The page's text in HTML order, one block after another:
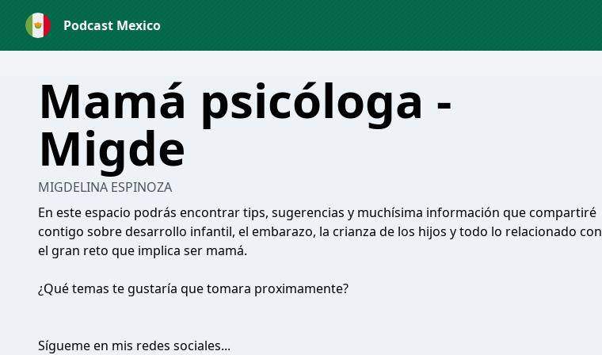
Podcast Mexico
Mamá psicóloga -
Migde
MIGDELINA ESPINOZA
En este espacio podrás encontrar tips, sugerencias y muchísima información que compartiré
contigo sobre desarrollo infantil, el embarazo, la crianza de los hijos y todo lo relacionado con
el gran reto que implica ser mamá.
¿Qué temas te gustaría que tomara proximamente?
Sígueme en mis redes sociales...